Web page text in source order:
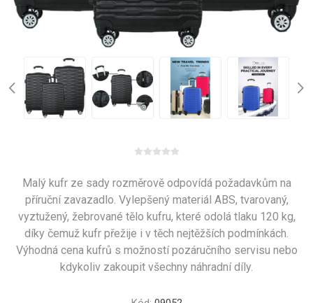
Malý kufr ze sady rozměrově odpovídá požadavkům na
příruční zavazadlo. Vylepšený materiál ABS, tvarovaný,
vyztužený, žebrované tělo kufru, které odolá tlaku 120 kg,
díky čemuž kufr přežije i v těch nejtěžších podmínkách.
Výhodná cena kufrů s možností pozáručního servisu nebo
kdykoliv zakoupit všechny náhradní díly.